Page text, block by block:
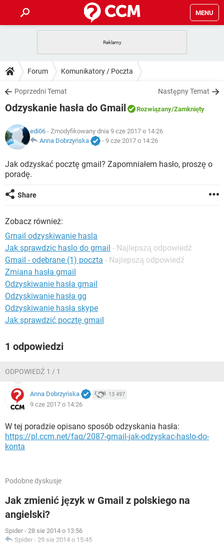
MENU
GRY WHATSAPP
SPOTIFY
INSTAGRAM FACEBOOK
WINDOWS 10
PORADY
PlayStation TIKTOK
INSTAGRAM FACEBOOK
WINDOWS 10
DO POBRANIA
ANDROID TIKTOK
GRY
IOS NETFLIX
INSTAGRAM FACEBOOK
WINDOWS 10
FORUM
COVID-19 TIKTOK
GRY
SPOTIFY NETFLIX
ARTYKUŁY
COVID-19 TIKTOK
GRY
SPOTIFY
Forum Komunikatory / Poczta
Poprzedni Temat Następny Temat
Odzyskanie hasła do Gmail Rozwiązany/Zamknięty
edi06 - Zmodyfikowany dnia 9 cze 2017 o 14:26
Anna Dobrzyńska
- 9 cze 2017 o 14:26
Jak odzyskać pocztę gmail? Zapomniałem hasło, proszę o
poradę.
Share
Zobacz również:
Gmail odzyskiwanie hasla
Jak sprawdzic haslo do gmail - Najlepszą odpowiedź
Gmail - odebrane (1) poczta - Najlepszą odpowiedź
Zmiana hasła gmail
Odzyskiwanie hasła gmail
Odzyskiwanie hasła gg
Odzyskiwanie hasła skype
Jak sprawdzić pocztę gmail
1 odpowiedzi
ODPOWIEDŹ 1 / 1
Anna Dobrzyńska 13 497
9 cze 2017 o 14:26
W tej poradzie opisano sposób odzyskania hasła:
https://pl.ccm.net/faq/2087-gmail-jak-odzyskac-haslo-do-
konta
Podobne dyskusje
Jak zmienić język w Gmail z polskiego na
angielski?
Spider - 28 sie 2014 o 13:56
Spider - 29 sie 2014 o 15:45